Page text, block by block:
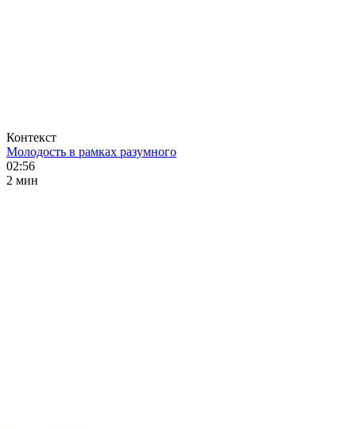
Контекст
Молодость в рамках разумного
02:56
2 мин